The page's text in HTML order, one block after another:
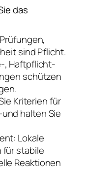
das
sind Pflicht.
, Haftpflicht-
schützen
Kriterien für
halten Sie
Lokale
für stabile
Reaktionen